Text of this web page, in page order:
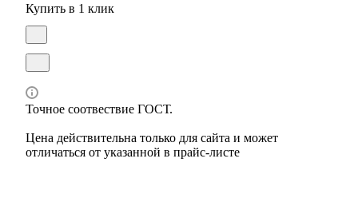
Купить в 1 клик
Точное соотвествие ГОСТ.
Цена действительна только для сайта и может
отличаться от указанной в прайс-листе